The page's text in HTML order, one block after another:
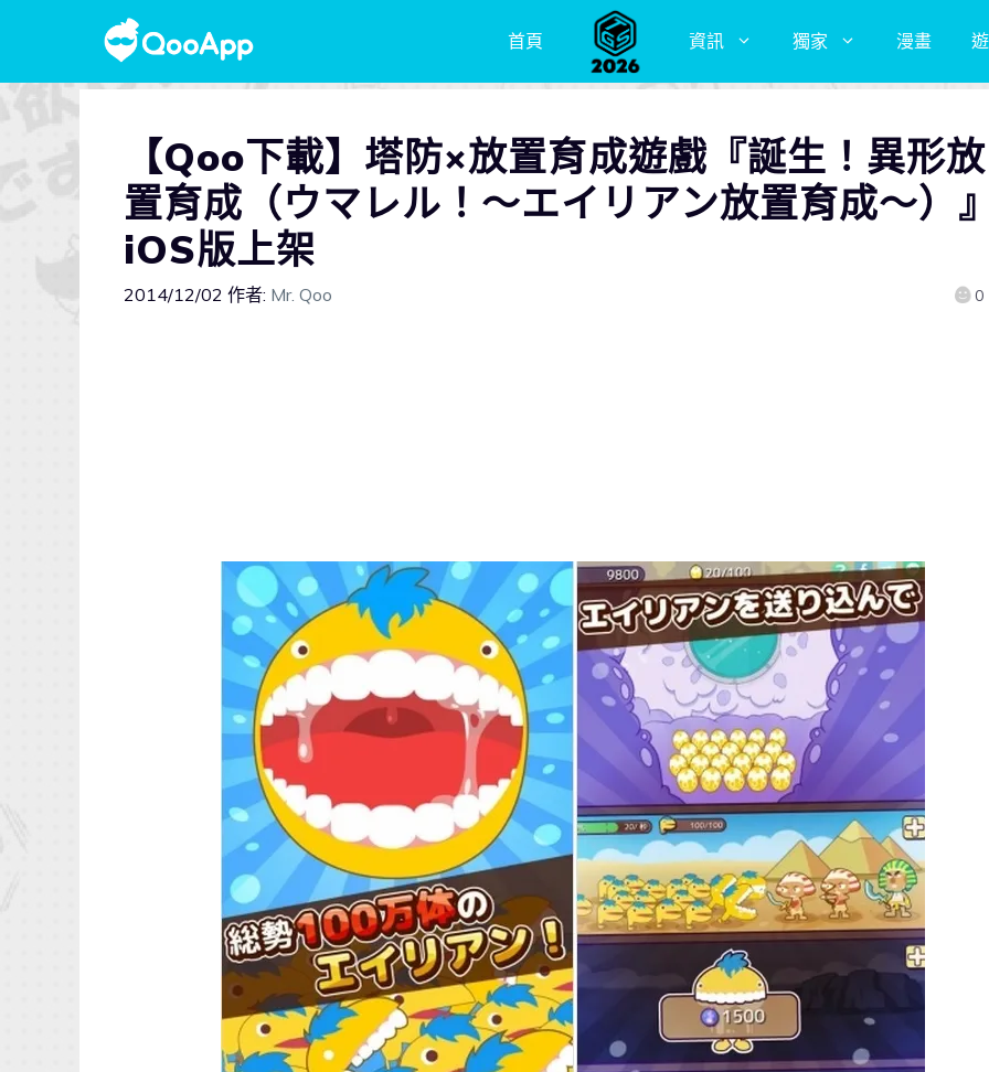
首頁 資訊 獨家 漫畫
【Qoo下載】塔防×放置育成遊戲『誕生！異形放
置育成（ウマレル！～エイリアン放置育成～）
iOS版上架
2014/12/02 作者: Mr. Qoo 0